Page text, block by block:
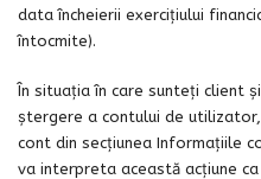
data încheierii exerciţiului
întocmite).
În situaţia în care sunteți client
ştergere a contului de
cont din secțiunea Informațiile
va interpreta această acțiune